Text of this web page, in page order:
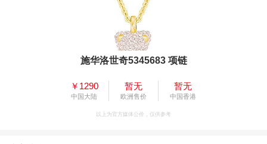
施华洛世奇5345683 项链
￥1290
中国大陆
暂无
欧洲售价
暂无
中国香港
以上为官方媒体公价，仅供参考